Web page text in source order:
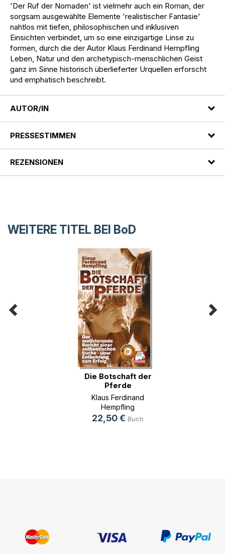
'Der Ruf der Nomaden' ist vielmehr auch ein Roman, der
sorgsam ausgewählte Elemente 'realistischer Fantasie'
nahtlos mit tiefen, philosophischen und inklusiven
Einsichten verbindet, um so eine einzigartige Linse zu
formen, durch die der Autor Klaus Ferdinand Hempfling
Leben, Natur und den archetypisch-menschlichen Geist
ganz im Sinne historisch überlieferter Urquellen erforscht
und emphatisch beschreibt.
AUTOR/IN
PRESSESTIMMEN
REZENSIONEN
WEITERE TITEL BEI BoD
Die Botschaft der
Pferde
Klaus Ferdinand
Hempfling
22,50 € Buch